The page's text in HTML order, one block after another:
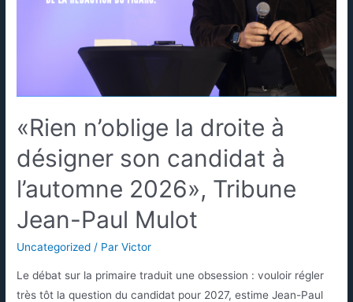
«Rien n’oblige la droite à
désigner son candidat à
l’automne 2026», Tribune
Jean-Paul Mulot
Uncategorized / ParVictor
Le débat sur la primaire traduit une obsession : vouloir régler
très tôt la question du candidat pour 2027, estime Jean-Paul